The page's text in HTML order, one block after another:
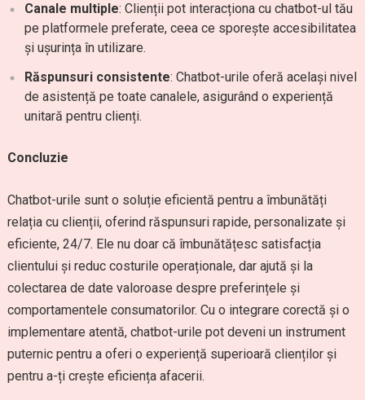
Canale multiple: Clienții pot interacționa cu chatbot-ul tău
pe platformele preferate, ceea ce sporește accesibilitatea
și ușurința în utilizare.
Răspunsuri consistente: Chatbot-urile oferă același nivel
de asistență pe toate canalele, asigurând o experiență
unitară pentru clienți.
Concluzie
Chatbot-urile sunt o soluție eficientă pentru a îmbunătăți
relația cu clienții, oferind răspunsuri rapide, personalizate și
eficiente, 24/7. Ele nu doar că îmbunătățesc satisfacția
clientului și reduc costurile operaționale, dar ajută și la
colectarea de date valoroase despre preferințele și
comportamentele consumatorilor. Cu o integrare corectă și o
implementare atentă, chatbot-urile pot deveni un instrument
puternic pentru a oferi o experiență superioară clienților și
pentru a-ți crește eficiența afacerii.